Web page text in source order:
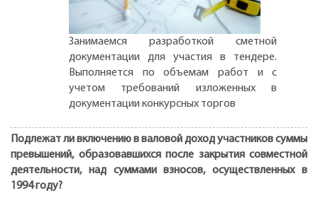
Занимаемся разработкой сметной
документации для участия в тендере.
Выполняется по объемам работ и с
учетом требований изложенных в
документации конкурсных торгов
Подлежат ли включению в валовой доход участников суммы
превышений, образовавшихся после закрытия совместной
деятельности, над суммами взносов, осуществленных в
1994 году?